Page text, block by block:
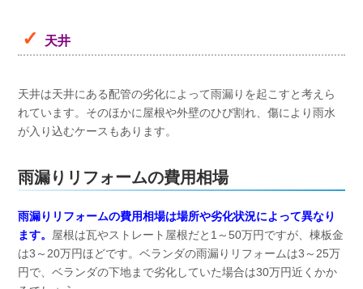
天井
天井は天井にある配管の劣化によって雨漏りを起こすと考えら
れています。そのほかに屋根や外壁のひび割れ、傷により雨水
が入り込むケースもあります。
雨漏りリフォームの費用相場
雨漏りリフォームの費用相場は場所や劣化状況によって異なり
ます。
屋根は瓦やストレート屋根だと1～50万円ですが、棟板金
は3～20万円ほどです。ベランダの雨漏りリフォームは3～25万
円で、ベランダの下地まで劣化していた場合は30万円近くかか